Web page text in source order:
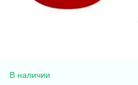
В наличии